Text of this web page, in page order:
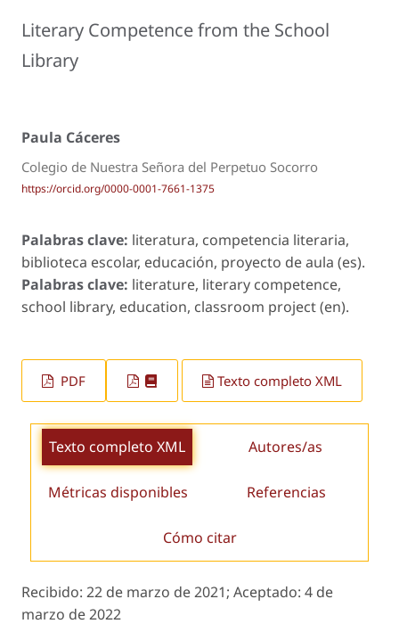
Literary Competence from the School
Library
Paula Cáceres
Colegio de Nuestra Señora del Perpetuo Socorro
https://orcid.org/0000-0001-7661-1375
Palabras clave: literatura, competencia literaria,
biblioteca escolar, educación, proyecto de aula (es).
Palabras clave: literature, literary competence,
school library, education, classroom project (en).
PDF Texto completo XML
Texto completo XML Autores/as
Métricas disponibles Referencias
Cómo citar
Recibido: 22 de marzo de 2021; Aceptado: 4 de
marzo de 2022